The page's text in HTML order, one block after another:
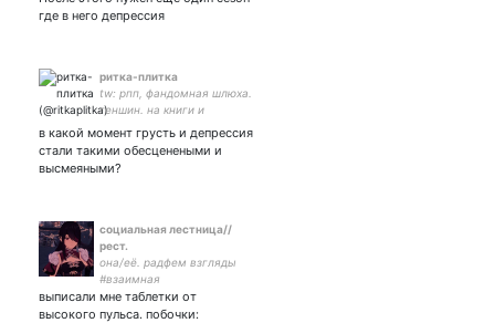
шутки|må| big brain time-
где в него депрессия
ритка-плитка
tw: рпп, фандомная шлюха.
геншин. на книги и
4441114400644140
в какой момент грусть и депрессия
стали такими обесценеными и
высмеяными?
социальная лестница//
рест.
она/её. радфем взгляды
#взаимная
выписали мне таблетки от
высокого пульса. побочки: